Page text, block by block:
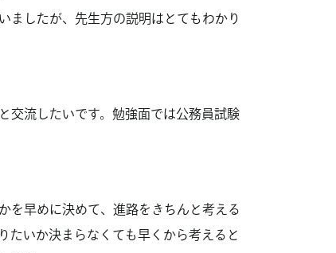
ましたが、先生方の説明はとてもわかり
交流したいです。勉強面では公務員試験
を早めに決めて、進路をきちんと考える
たいか決まらなくても早くから考えると